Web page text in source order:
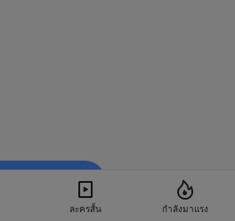
ละครสั้น กำลังมาแรง
ชมใน BiliBili